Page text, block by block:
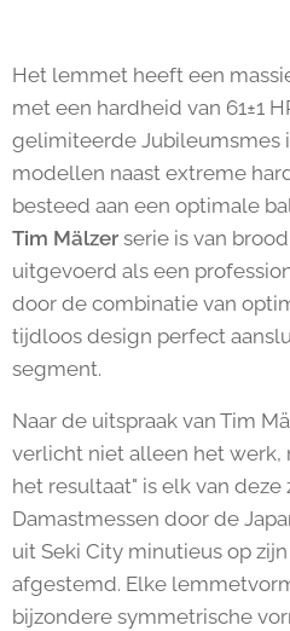
Het lemmet heeft een
met een hardheid van 61±1
gelimiteerde Jubileumsmes
modellen naast extreme
besteed aan een optimale
Tim Mälzer serie is van
uitgevoerd als een
door de combinatie van
tijdloos design perfect
segment.
Naar de uitspraak van Tim
verlicht niet alleen het werk,
het resultaat" is elk van
Damastmessen door de
uit Seki City minutieus op
afgestemd. Elke
bijzondere symmetrische